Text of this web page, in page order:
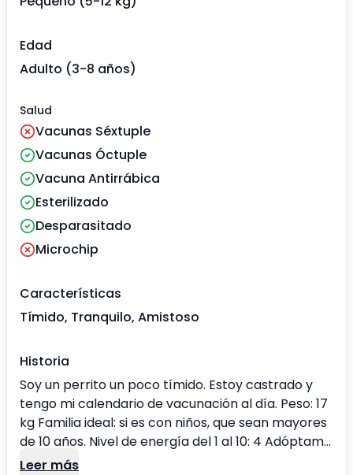
Edad
Adulto (3-8 años)
Salud
Vacunas Séxtuple
Vacunas Óctuple
Vacuna Antirrábica
Esterilizado
Desparasitado
Microchip
Características
Tímido, Tranquilo, Amistoso
Historia
Soy un perrito un poco tímido. Estoy castrado y
tengo mi calendario de vacunación al día. Peso: 17
kg Familia ideal: si es con niños, que sean mayores
de 10 años. Nivel de energía del 1 al 10: 4 Adóptame
y te aseguro que nos cambiamos la vida para
Leer más